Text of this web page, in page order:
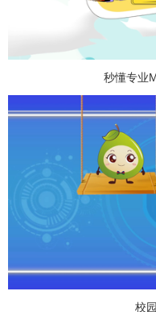
秒懂专业
校